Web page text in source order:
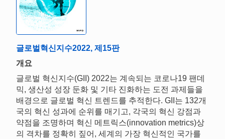
글로벌혁신지수2022, 제15판
개요
글로벌 혁신지수(GII) 2022는 계속되는 코로나19 팬데
믹, 생산성 성장 둔화 및 기타 진화하는 도전 과제들을
배경으로 글로벌 혁신 트렌드를 추적한다. GII는 132개
국의 혁신 성과에 순위를 매기고, 각국의 혁신 강점과
약점을 조명하며 혁신 메트릭스(innovation metrics)상
의 격차를 정확히 짚어, 세계의 가장 혁신적인 국가를